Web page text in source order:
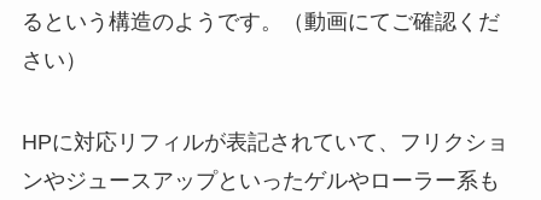
るという構造のようです。
（動画にてご確認くだ
さい）
HPに対応リフィルが表記されていて、フリクショ
ンやジュースアップといったゲルやローラー系も